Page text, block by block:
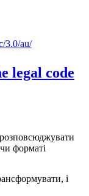
3.0/au/
legal code
форматі
і